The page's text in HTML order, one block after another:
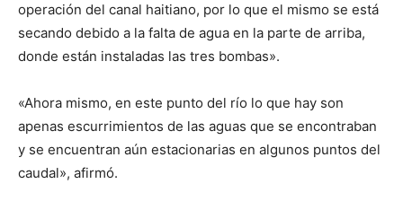
operación del canal haitiano, por lo que el mismo se está
secando debido a la falta de agua en la parte de arriba,
donde están instaladas las tres bombas».
«Ahora mismo, en este punto del río lo que hay son
apenas escurrimientos de las aguas que se encontraban
y se encuentran aún estacionarias en algunos puntos del
caudal», afirmó.